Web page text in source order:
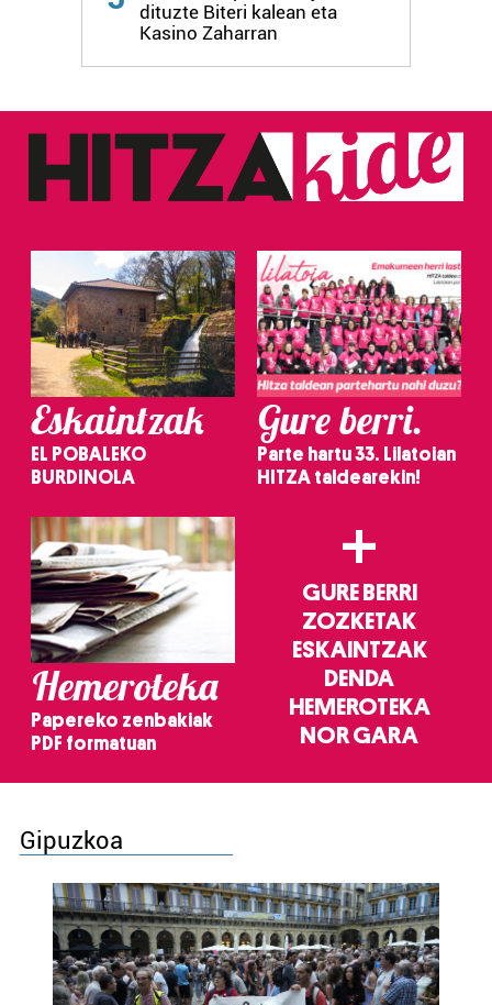
fitxategiak erabiltzen ditu. Zure esperientzia eta
zerbitzuak hobetzeko asmoz, cookie teknologiaz
baliatzen gara. Ohar hau onartuz gero, teknologia hori
dituzte Biteri kalean eta
Kasino Zaharran
Eskaintzak
EL POBALEKO
BURDINOLA
Gure berri.
Parte hartu 33. Lilatoian
HITZA taldearekin!
Hemeroteka
Papereko zenbakiak
PDF formatuan
+
GURE BERRI
ZOZKETAK
ESKAINTZAK
DENDA
HEMEROTEKA
NOR GARA
Gipuzkoa